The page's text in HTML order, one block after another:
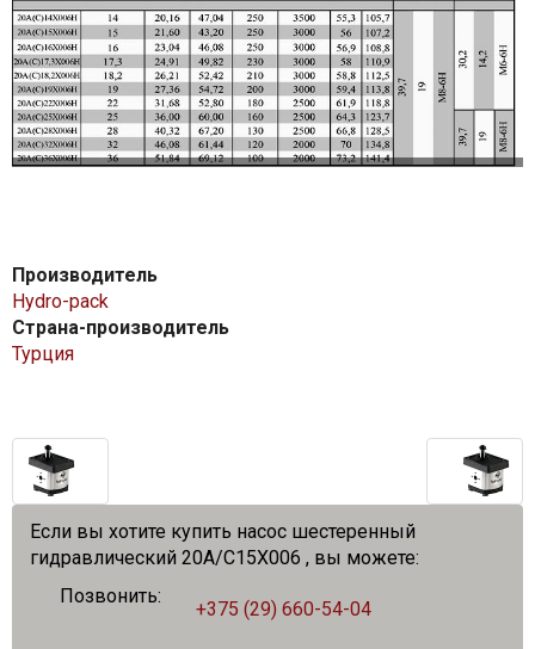
Производитель
Hydro-pack
Страна-производитель
Турция
Если вы хотите купить насос шестеренный
гидравлический 20A/C15X006 , вы можете:
Позвонить:
+375 (29) 660-54-04